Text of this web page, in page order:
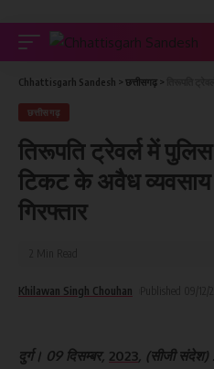
Chhattisgarh Sandesh > छत्तीसगढ़ >
छत्तीसगढ़
तिरूपति ट्रेवर्ल में
टिकट के अवैध व्यवसाय
गिरफ्तार
Khilawan Singh Chouhan
दुर्ग। 09 दिसम्बर, 2023, (सीजी संदेश) :